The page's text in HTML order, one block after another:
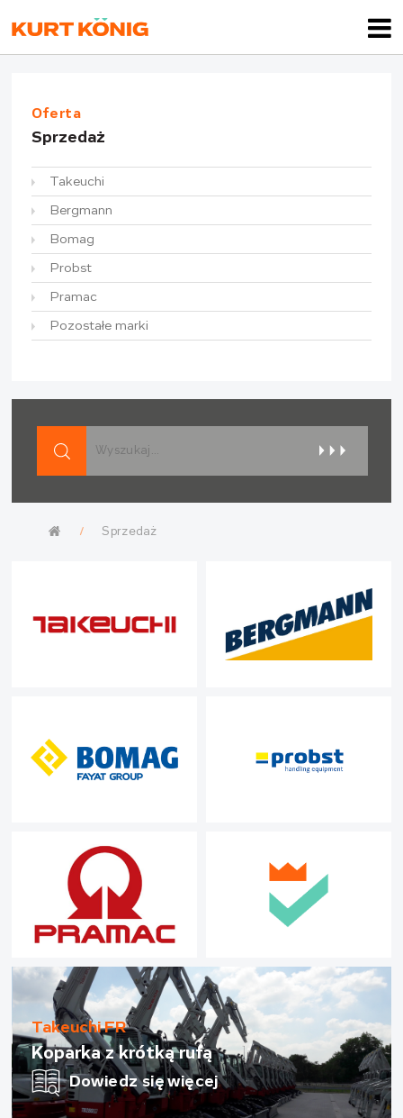
Oferta
Sprzedaż
Takeuchi
Bergmann
Bomag
Probst
Pramac
Pozostałe marki
Sprzedaż
Takeuchi FR
Koparka z krótką rufą
Dowiedz się więcej